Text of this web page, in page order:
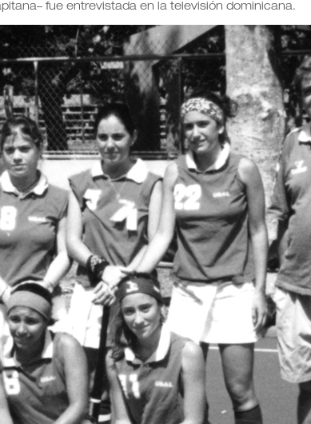
fue entrevistada en la televisión dominicana.